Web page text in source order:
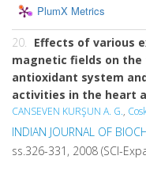
PlumX Metrics
20. Effects of various
magnetic fields on
antioxidant system
activities in the heart
CANSEVEN KURŞUN A. G.,
INDIAN JOURNAL OF
ss.326-331, 2008 (SCI-